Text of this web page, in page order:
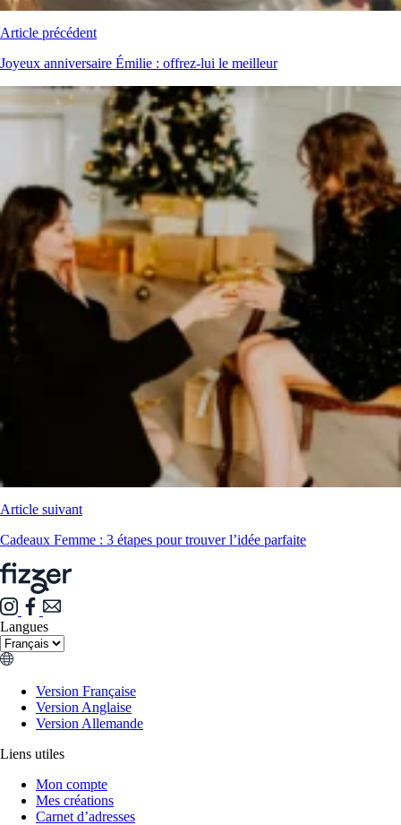
Article précédent
Joyeux anniversaire Émilie : offrez-lui le meilleur
Article suivant
Cadeaux Femme : 3 étapes pour trouver l’idée parfaite
Langues
Version Française
Version Anglaise
Version Allemande
Liens utiles
Mon compte
Mes créations
Carnet d’adresses